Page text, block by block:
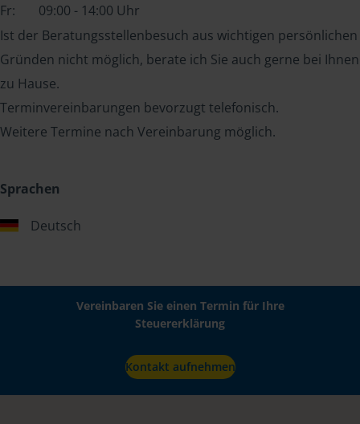
Fr:
09:00 - 14:00 Uhr
Ist der Beratungsstellenbesuch aus wichtigen persönlichen
Gründen nicht möglich, berate ich Sie auch gerne bei Ihnen
zu Hause.
Terminvereinbarungen bevorzugt telefonisch.
Weitere Termine nach Vereinbarung möglich.
Sprachen
Deutsch
Vereinbaren Sie einen Termin für Ihre
Steuererklärung
Kontakt aufnehmen